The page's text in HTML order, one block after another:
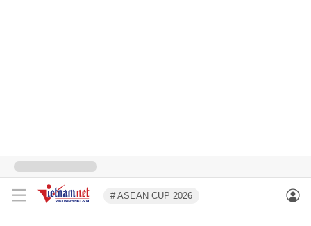
# ASEAN CUP 2026